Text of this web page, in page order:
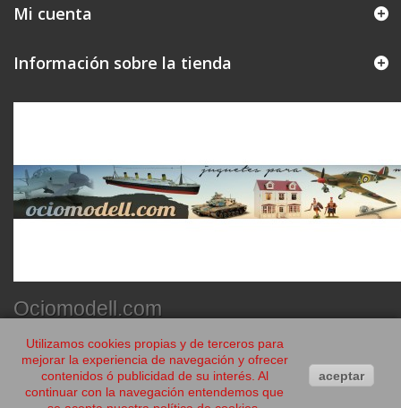
Mi cuenta
Información sobre la tienda
Ociomodell.com
Utilizamos cookies propias y de terceros para
mejorar la experiencia de navegación y ofrecer
contenidos ó publicidad de su interés. Al
continuar con la navegación entendemos que
aceptar